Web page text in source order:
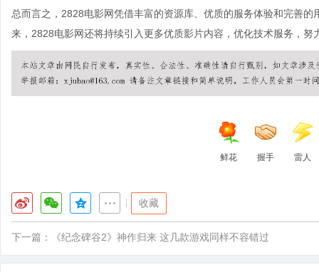
总而言之，2828电影网凭借丰富的资源库、优质的服务体验和完善
来，2828电影网还将持续引入更多优质影片内容，优化技术服务，
鲜花 握手 雷人
收藏
下一篇： 《纪念碑谷2》神作归来 这几款游戏同样不容错过